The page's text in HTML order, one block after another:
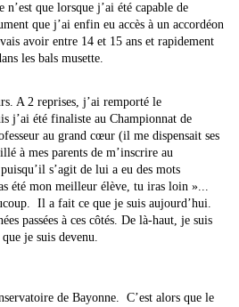
que lorsque j’ai été capable de
que j’ai enfin eu accès à un accordéon
avoir entre 14 et 15 ans et rapidement
les bals musette.
A 2 reprises, j’ai remporté le
j’ai été finaliste au Championnat de
au grand cœur (il me dispensait ses
à mes parents de m’inscrire au
s’agit de lui a eu des mots
été mon meilleur élève, tu iras loin »...
Il a fait ce que je suis aujourd’hui.
passées à ces côtés. De là-haut, je suis
je suis devenu.
de Bayonne. C’est alors que le